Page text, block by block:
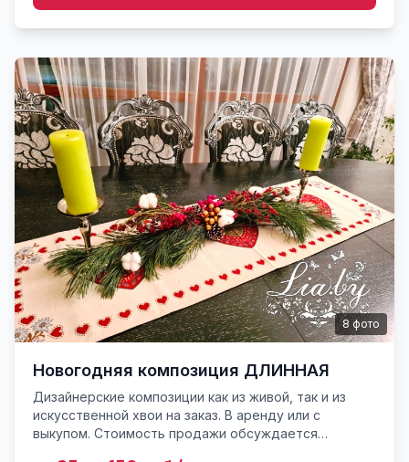
8 фото
Новогодняя композиция ДЛИННАЯ
Дизайнерские композиции как из живой, так и из
искусственной хвои на заказ. В аренду или с
выкупом. Стоимость продажи обсуждается